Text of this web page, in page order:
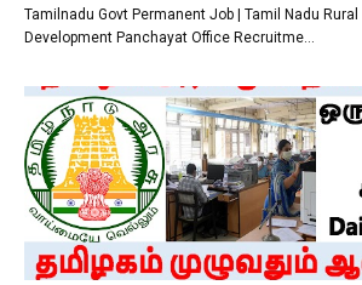
Tamilnadu Govt Permanent Job | Tamil Nadu Rural
Development Panchayat Office Recruitme…